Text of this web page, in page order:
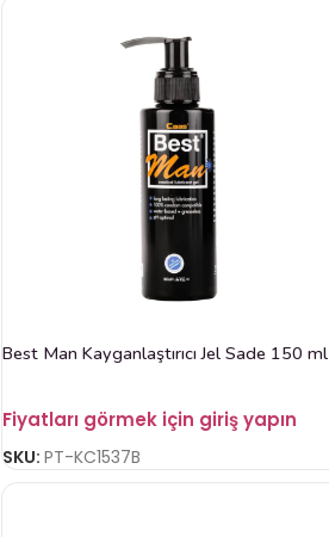
Best Man Kayganlaştırıcı Jel Sade 150 ml
Fiyatları görmek için giriş yapın
SKU: PT-KC1537B